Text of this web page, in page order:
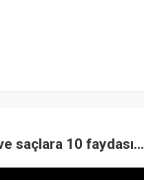
saçlara 10 faydası...